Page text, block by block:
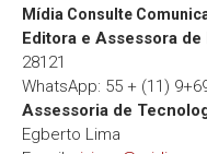
Mídia Consulte
Editora e Assessora de
28121
WhatsApp: 55 + (11)
Assessoria de
Egberto Lima